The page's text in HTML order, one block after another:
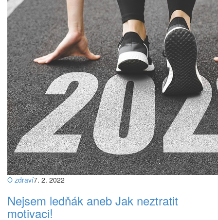
O zdraví7. 2. 2022
Nejsem ledňák aneb Jak neztratit
motivaci!